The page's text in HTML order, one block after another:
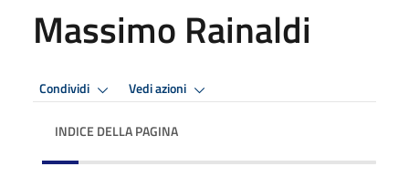
Massimo Rainaldi
Condividi Vedi azioni
INDICE DELLA PAGINA